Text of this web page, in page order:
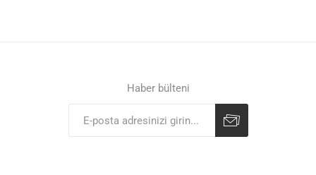
Haber bülteni